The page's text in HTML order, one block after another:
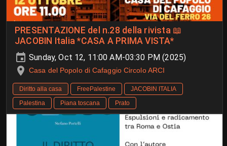
PRESENTAZIONE del n.28 della rivista 📖
JACOBIN Italia *CASA A PRIMA VISTA*
Sunday, Oct 12, 11:00 AM-03:30 PM (2025)
Casa del Popolo di Cafaggio Circolo ARCI
Diritto alla casa FreePalestine
JACOBIN ITALIA
Palestina
Piana toscana Prato